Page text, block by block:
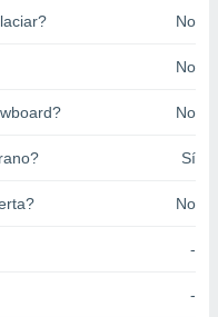
No
No
No
Sí
No
-
-